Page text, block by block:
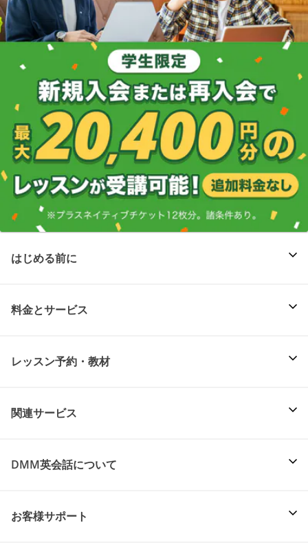
はじめる前に
料金とサービス
レッスン予約・教材
関連サービス
DMM英会話について
お客様サポート